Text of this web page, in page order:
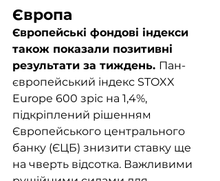
Європа
Європейські фондові індекси
також показали позитивні
результати за тиждень. Пан-
європейський індекс STOXX
Europe 600 зріс на 1,4%,
підкріплений рішенням
Європейського центрального
банку (ЄЦБ) знизити ставку ще
на чверть відсотка. Важливими